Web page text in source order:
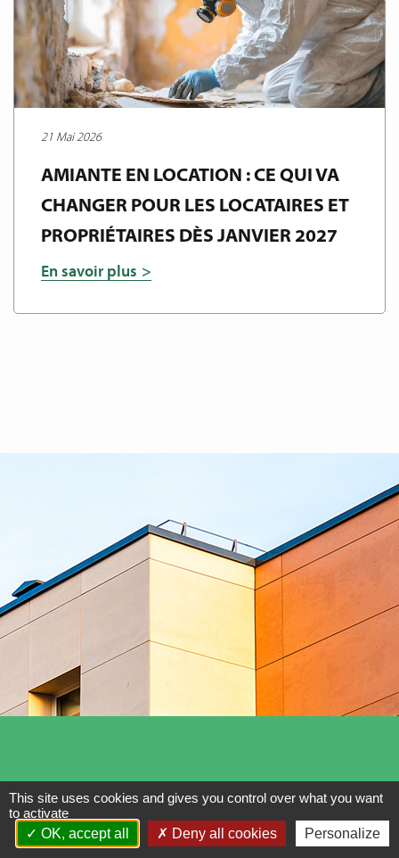
21 Mai 2026
AMIANTE EN LOCATION : CE QUI VA
CHANGER POUR LES LOCATAIRES ET
PROPRIÉTAIRES DÈS JANVIER 2027
En savoir plus
NEWSLETTER
This site uses cookies and gives you control over what you want
to activate
OK, accept all
Deny all cookies Personalize